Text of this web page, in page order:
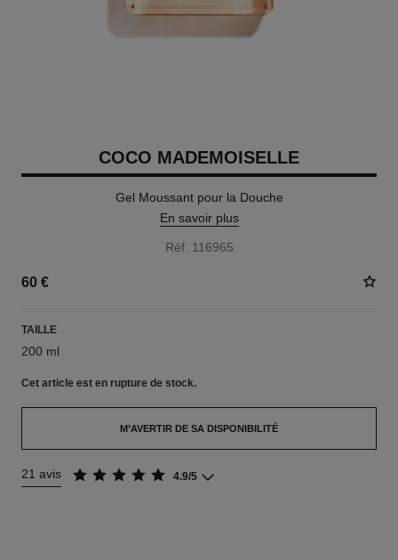
COCO MADEMOISELLE
Gel Moussant pour la Douche
En savoir plus
Réf. 116965
60 €
TAILLE
200 ml
Cet article est en rupture de stock.
M’AVERTIR DE SA DISPONIBILITÉ
21 avis 4.9/5